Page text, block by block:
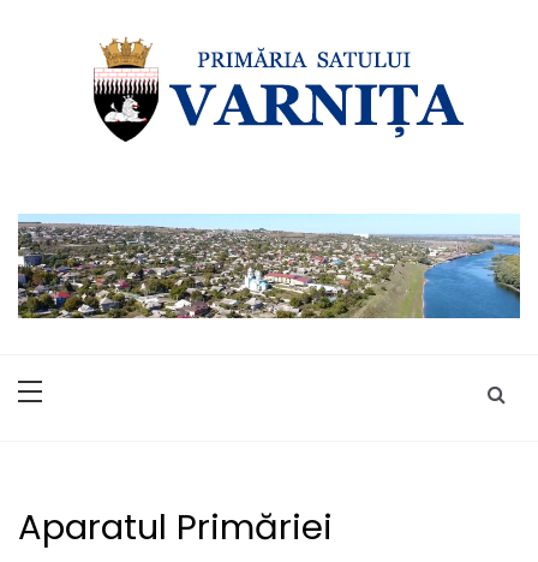
Aparatul Primăriei